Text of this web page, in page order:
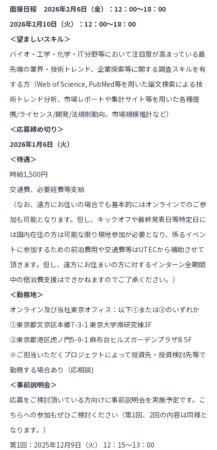
面接日程 2026年2月6日（金）：12：00～18：00
2026年2月10日（火）：12：00～18：00
＜望ましいスキル＞
バイオ・工学・化学・IT分野等において注目度が高まっている最
先端の業界・技術トレンド、企業探索等に関する調査スキルを有
する方（Web of Science, PubMed等を用いた論文検索による技
術トレンド分析、市場レポートや集計サイト等を用いた各種提
携/ライセンス/開発/法規制動向、市場規模推計など）
＜応募締め切り＞
2026年1月6日（火）
＜待遇＞
時給1,500円
交通費、必要経費等支給
（なお、遠方にお住いの場合でも基本的にはオンラインでのご参
加も可能となります。但し、キックオフや最終発表日等特定日に
は国内在住の方は可能な限り現地参加が必要となり、係るイベン
トに参加するための前泊費用や交通費等はUTECから補助させて
頂きます。但し、遠方にお住まいの方に対するインターン全期間
中の宿泊費支援はできかねますのでご了承ください。）
＜勤務地＞
オンライン及び当社東京オフィス：以下①または②のいずれか
①東京都文京区本郷7-3-1 東京大学南研究棟3F
②東京都港区虎ノ門5-9-1 麻布台ヒルズガーデンプラザB 5F
※ご担当いただくプロジェクトによって投資先・投資検討先等で
勤務する場合あり（応相談)
＜事前説明会＞
応募をご検討頂いている方向けに事前説明会を実施予定です。こ
ちらへの参加もぜひご検討ください（第1回、2回の内容は同様と
なります。）
第1回：2025年12月9日（火） 12：15～13：00